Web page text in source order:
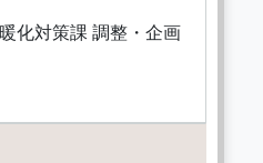
化対策課 調整・企画